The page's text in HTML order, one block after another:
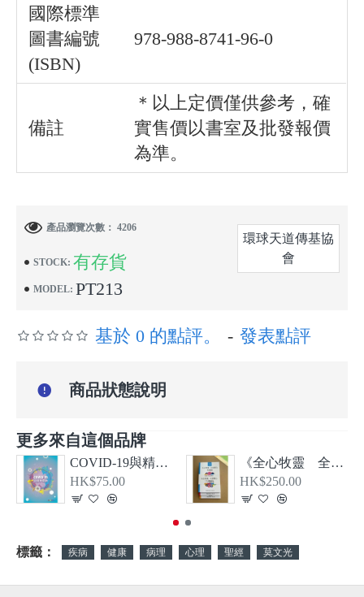
國際標準
圖書編號
(ISBN)
978-988-8741-96-0
備註
＊以上定價僅供參考，確
實售價以書室及批發報價
為準。
STOCK: 有存貨
MODEL: PT213
環球天道傳基協
會
產品瀏覽次數： 4206
基於 0 的點評。 - 發表點評
更多來自這個品牌
COVID-19與精神健康
HK$75.00
《全心牧靈 全恩療心》第一、二、三冊套裝
HK$250.00
商品狀態說明
標籤： 疾病 健康 病理 心理 聖經 莫文光